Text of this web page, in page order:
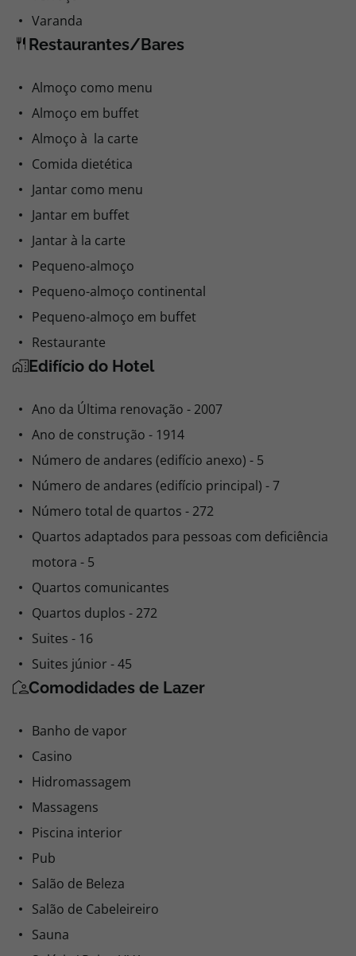
Varanda
Restaurantes/Bares
Almoço como menu
Almoço em buffet
Almoço à la carte
Comida dietética
Jantar como menu
Jantar em buffet
Jantar à la carte
Pequeno-almoço
Pequeno-almoço continental
Pequeno-almoço em buffet
Restaurante
Edifício do Hotel
Ano da Última renovação - 2007
Ano de construção - 1914
Número de andares (edifício anexo) - 5
Número de andares (edifício principal) - 7
Número total de quartos - 272
Quartos adaptados para pessoas com deficiência
motora - 5
Quartos comunicantes
Quartos duplos - 272
Suites - 16
Suites júnior - 45
Comodidades de Lazer
Banho de vapor
Casino
Hidromassagem
Massagens
Piscina interior
Pub
Salão de Beleza
Salão de Cabeleireiro
Sauna